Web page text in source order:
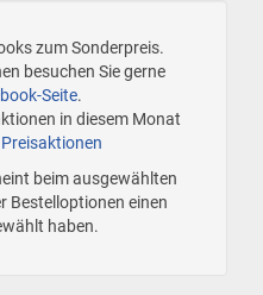
zum Sonderpreis.
besuchen Sie gerne
Seite.
in diesem Monat
Preisaktionen
beim ausgewählten
Bestelloptionen einen
haben.